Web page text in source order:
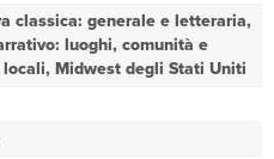
classica: generale e letteraria,
luoghi, comunità e
Midwest degli Stati Uniti